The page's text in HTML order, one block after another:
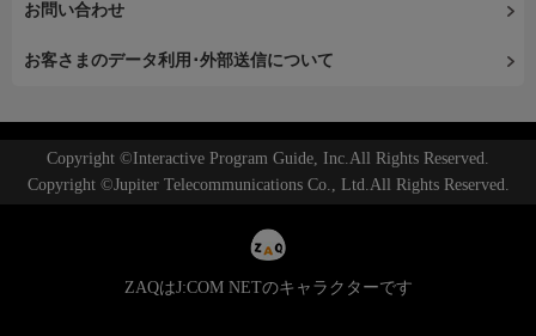
お問い合わせ
お客さまのデータ利用･外部送信について
Copyright ©Interactive Program Guide, Inc.All Rights Reserved.
Copyright ©Jupiter Telecommunications Co., Ltd.All Rights Reserved.
ZAQはJ:COM NETのキャラクターです